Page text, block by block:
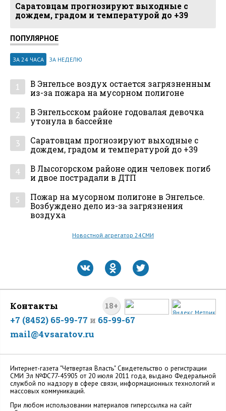
Саратовцам прогнозируют выходные с
дождем, градом и температурой до +39
ПОПУЛЯРНОЕ
ЗА 24 ЧАСА ЗА НЕДЕЛЮ
1
В Энгельсе воздух остается загрязненным
из-за пожара на мусорном полигоне
2
В Энгельсском районе годовалая девочка
утонула в бассейне
3
Саратовцам прогнозируют выходные с
дождем, градом и температурой до +39
4
В Лысогорском районе один человек погиб
и двое пострадали в ДТП
5
Пожар на мусорном полигоне в Энгельсе.
Возбуждено дело из-за загрязнения
воздуха
Новостной агрегатор 24СМИ
18+
Контакты
+7 (8452) 65-99-77 и 65-99-67
mail@4vsaratov.ru
Интернет-газета "Четвертая Власть" Cвидетельство о регистрации
СМИ Эл №ФС77-45905 от 20 июля 2011 года, выдано Федеральной
службой по надзору в сфере связи, информационных технологий и
массовых коммуникаций.
При любом использовании материалов гиперссылка на сайт